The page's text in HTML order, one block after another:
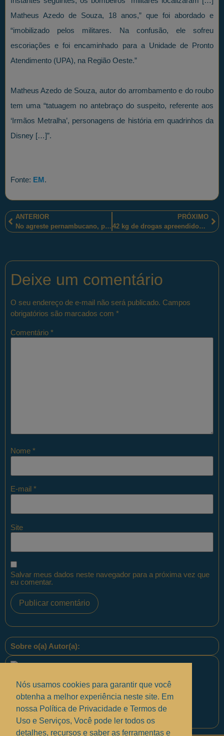
Matheus Azedo de Souza, 18 anos,” que foi abordado e
“imobilizado pelos militares. Na confusão, ele sofreu
escoriações e foi encaminhado para a Unidade de Pronto
Atendimento (UPA), na Região Oeste.”
Matheus Azedo de Souza, autor do arrombamento e do roubo
tem uma “tatuagem no antebraço do suspeito, referente aos
‘Irmãos Metralha’, personagens de história em quadrinhos da
Disney […]”.
Fonte: EM.
ANTERIOR
No agreste pernambucano, policiais militares estaduais atenderam o pedido de uma garotinha ao papai noel
PRÓXIMO
42 kg de drogas apreendidos no interior de um automóvel e o condutor preso pelos policiais militares paranaense, em Cascavel-PR
Deixe um comentário
O seu endereço de e-mail não será publicado. Campos
obrigatórios são marcados com *
Comentário *
Nome *
E-mail *
Site
Salvar meus dados neste navegador para a próxima vez que
eu comentar.
Sobre o(a) Autor(a):
Equipe PontoPM
Nós usamos cookies para garantir que você
obtenha a melhor experiência neste site. Em
nossa Política de Privacidade e Termos de
Uso e Serviços, Você pode ler todos os
detalhes, recursos e saber as ferramentas e